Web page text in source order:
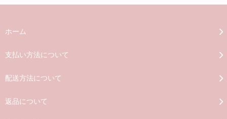
ホーム
支払い方法について
配送方法について
返品について